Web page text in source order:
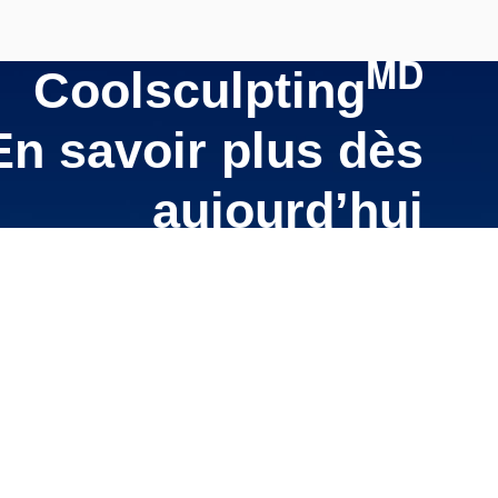
CoolsculptingMD
savoir plus dès
aujourd’hui